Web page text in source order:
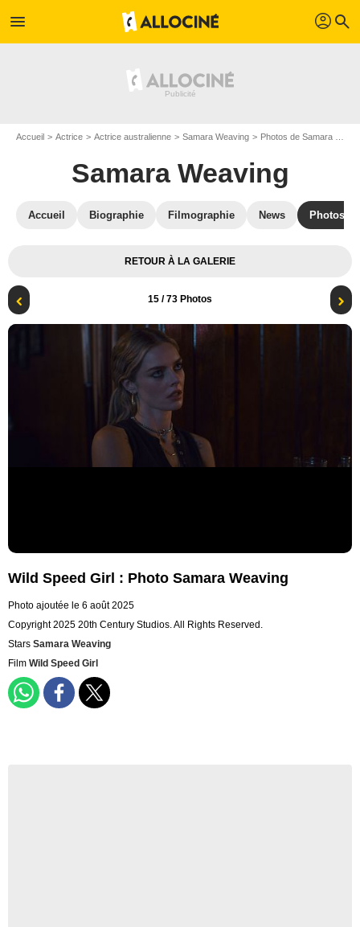
menu profil search
Accueil Actrice Actrice australienne Samara Weaving Photos de Samara Weaving
Samara Weaving
Accueil Biographie Filmographie News Photos
RETOUR À LA GALERIE
15 / 73 Photos
Wild Speed Girl : Photo Samara Weaving
Photo ajoutée le 6 août 2025
Copyright 2025 20th Century Studios. All Rights Reserved.
Stars Samara Weaving
Film Wild Speed Girl